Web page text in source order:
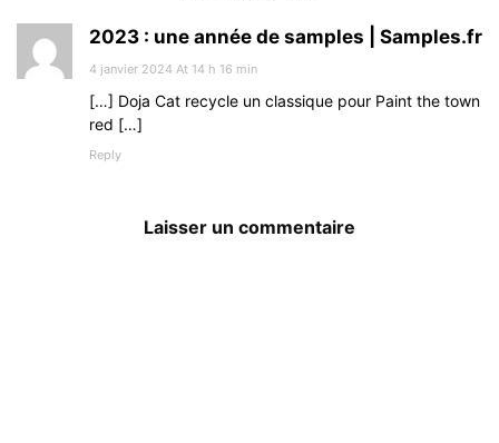
2023 : une année de samples | Samples.fr
4 janvier 2024 At 14 h 16 min
[…] Doja Cat recycle un classique pour Paint the town
red […]
Reply
Laisser un commentaire